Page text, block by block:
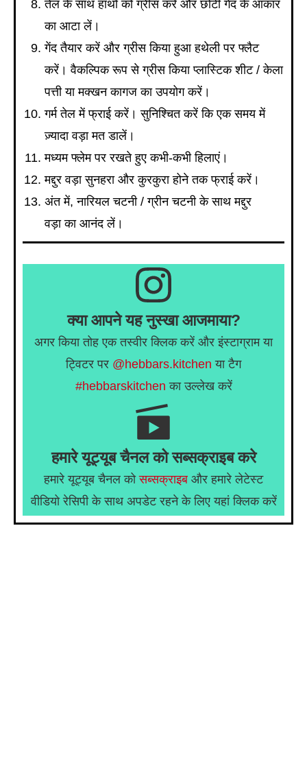
तेल के साथ हाथों को ग्रीस करें और छोटी गेंद के आकार
का आटा लें।
गेंद तैयार करें और ग्रीस किया हुआ हथेली पर फ्लैट
करें। वैकल्पिक रूप से ग्रीस किया प्लास्टिक शीट / केला
पत्ती या मक्खन कागज का उपयोग करें।
गर्म तेल में फ्राई करें। सुनिश्चित करें कि एक समय में
ज़्यादा वड़ा मत डालें।
मध्यम फ्लेम पर रखते हुए कभी-कभी हिलाएं।
मद्दुर वड़ा सुनहरा और कुरकुरा होने तक फ्राई करें।
अंत में, नारियल चटनी / ग्रीन चटनी के साथ मद्दुर
वड़ा का आनंद लें।
क्या आपने यह नुस्खा आजमाया?
अगर किया तोह एक तस्वीर क्लिक करें और इंस्टाग्राम या
ट्विटर पर @hebbars.kitchen या टैग
#hebbarskitchen का उल्लेख करें
हमारे यूट्यूब चैनल को सब्सक्राइब करे
हमारे यूट्यूब चैनल कोसब्सक्राइब और हमारे लेटेस्ट
वीडियो रेसिपी के साथ अपडेट रहने के लिए यहां क्लिक करें